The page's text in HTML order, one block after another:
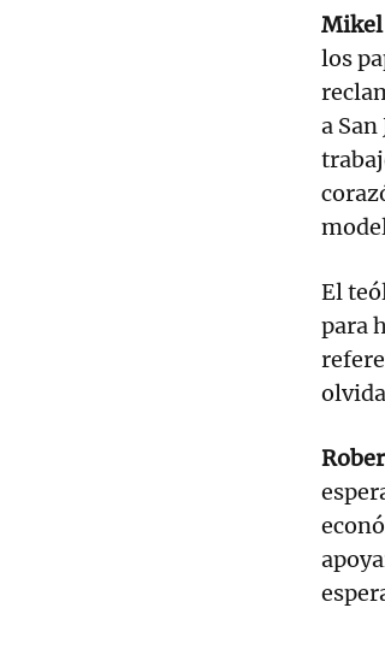
Mikel
los
a
El
para